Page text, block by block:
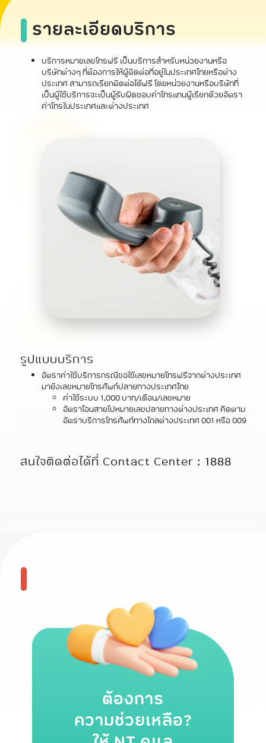
รายละเอียดบริการ
บริการหมายเลขโทรฟรี เป็นบริการสำหรับหน่วยงานหรือ
บริษัทต่างๆ ที่ต้องการให้ผู้ติดต่อที่อยู่ในประเทศไทยหรือต่าง
ประเทศ สามารถเรียกติดต่อได้ฟรี โดยหน่วยงานหรือบริษัทที่
เป็นผู้ใช้บริการจะเป็นผู้รับผิดชอบค่าโทรแทนผู้เรียกด้วยอัตรา
ค่าโทรในประเทศและต่างประเทศ
รูปแบบบริการ
อัตราค่าใช้บริการกรณีขอใช้เลขหมายโทรฟรีจากต่างประเทศ
มายังเลขหมายโทรศัพท์ปลายทางประเทศไทย
ค่าใช้ระบบ 1,000 บาท/เดือน/เลขหมาย
อัตราโอนสายไปหมายเลขปลายทางต่างประเทศ คิดตาม
อัตราบริการโทรศัพท์ทางไกลต่างประเทศ 001 หรือ 009
สนใจติดต่อได้ที่ Contact Center : 1888
ต้องการ
ความช่วยเหลือ?